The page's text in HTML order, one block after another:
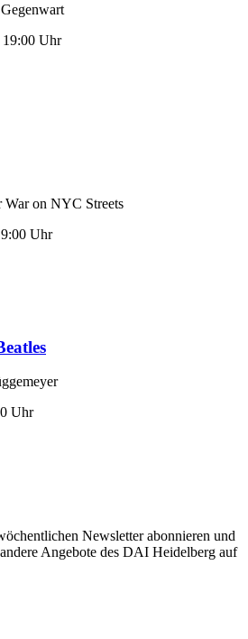
Uhr
War on NYC Streets
Uhr
Uhr
Newsletter abonnieren und
Angebote des DAI Heidelberg auf